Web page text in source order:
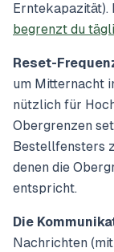
Erntekapazität).
begrenzt du
Reset-
um Mitternacht
nützlich für
Obergrenzen
Bestellfensters
denen die
entspricht.
Die
Nachrichten